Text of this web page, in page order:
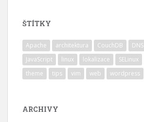
ŠTÍTKY
Apache architektura CouchDB DNS
JavaScript
linux lokalizace SELinux
theme
tips vim web wordpress
ARCHIVY